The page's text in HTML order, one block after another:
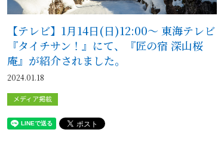
【テレビ】1月14日(日)12:00～ 東海テレビ
『タイチサン！』にて、『匠の宿 深山桜
庵』が紹介されました。
2024.01.18
メディア掲載